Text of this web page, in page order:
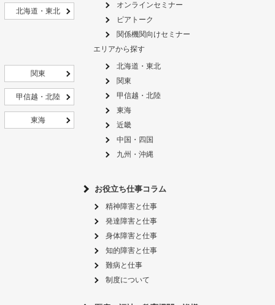
北海道・東北
関東
甲信越・北陸
東海
オンラインセミナー
ピアトーク
関係機関向けセミナー
エリアから探す
北海道・東北
関東
甲信越・北陸
東海
近畿
中国・四国
九州・沖縄
お役立ち仕事コラム
精神障害と仕事
発達障害と仕事
身体障害と仕事
知的障害と仕事
難病と仕事
制度について